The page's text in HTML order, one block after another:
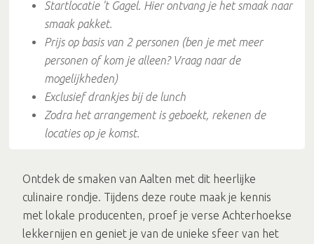
Startlocatie 't Gagel. Hier ontvang je het smaak naar
smaak pakket.
Prijs op basis van 2 personen (ben je met meer
personen of kom je alleen? Vraag naar de
mogelijkheden)
Exclusief drankjes bij de lunch
Zodra het arrangement is geboekt, rekenen de
locaties op je komst.
Ontdek de smaken van Aalten met dit heerlijke
culinaire rondje. Tijdens deze route maak je kennis
met lokale producenten, proef je verse Achterhoekse
lekkernijen en geniet je van de unieke sfeer van het